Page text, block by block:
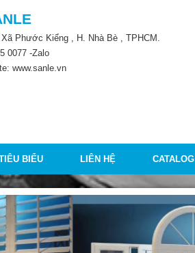
Phước Kiểng , H. Nhà Bè , TPHCM.
0077 -Zalo
www.sanle.vn
BIỂU LIÊN HỆ CATALOG